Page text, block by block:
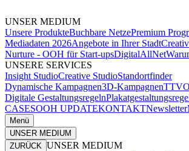
UNSER MEDIUM
Unsere ProdukteBuchbare NetzePremium
Mediadaten 2026Angebote in Ihrer Stadt
Nurture - OOH für Start-upsDigitalAllNet
UNSERE SERVICES
Insight StudioCreative StudioStandortfinder
Dynamische Kampagnen3D-Kampagnen
Digitale Gestaltungsregeln
CASESOOH UPDATEKONTAKTNewsletter
Menü
UNSER MEDIUM
ZURÜCK UNSER MEDIUM